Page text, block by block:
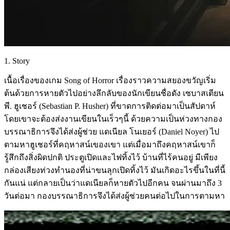
1. Story
เนื้อเรื่องของเกม Song of Horror เรื่องราวความสยองขวัญเริ่ม
ต้นด้วยการหายตัวไปอย่างลึกลับของนักเขียนชื่อดัง เซบาสเตียน
พี. ฮูเชอร์ (Sebastian P. Husher) ที่ขาดการติดต่อมาเป็นสัปดาห์
โดยเขาจะต้องส่งงานเขียนในเร็วๆนี้ ด้วยความเป็นห่วงทางกอง
บรรณาธิการจึงได้ส่งผู้ช่วย แดเนียล โนเยอร์ (Daniel Noyer) ไป
ตามหาฮูเชอร์ที่คฤหาสน์เของเขา แต่เมื่อมาถึงคฤหาสน์เขาก็
รู้สึกถึงสิ่งผิดปกติ ประตูเปิดและไฟทิ้งไว้ บ้านที่ไร้คนอยู่ มีเพียง
กล่องเสียงท่วงทำนองที่น่าขนลุกเปิดทิ้งไว้ มันเกิดอะไรขึ้นในที่นี้
กันแน่ แต่กลายเป็นว่าแดเนียลก็หายตัวไปอีกคน จนผ่านมาถึง 3
วันต่อมา กองบรรณาธิการจึงได้ส่งผู้ช่วยคนต่อไปในการตามหา